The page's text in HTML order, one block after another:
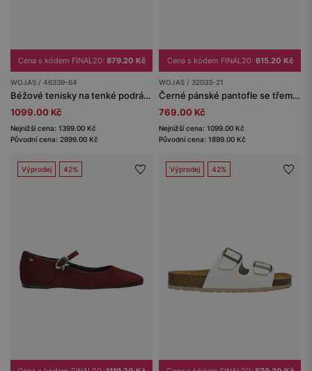
Cena s kódem FINAL20: 879.20 Kč
WOJAS / 46339-64
Béžové tenisky na tenké podrážce
1099.00 Kč
Nejnižší cena: 1399.00 Kč
Původní cena: 2899.00 Kč
Cena s kódem FINAL20: 615.20 Kč
WOJAS / 32033-21
Černé pánské pantofle se třemi přezkami
769.00 Kč
Nejnižší cena: 1099.00 Kč
Původní cena: 1899.00 Kč
Výprodej 42% Výprodej 42%